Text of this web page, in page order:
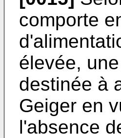
comporte
élevée,
destinée à
Geiger en
l'absence